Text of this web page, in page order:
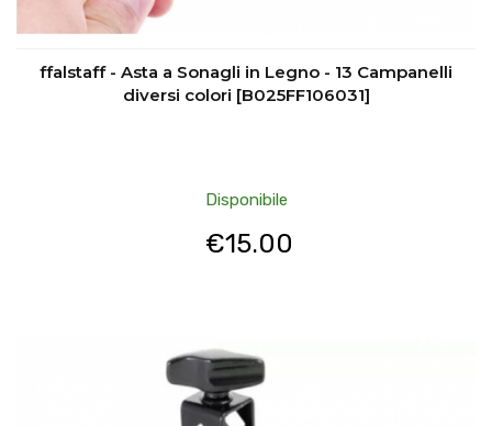
ffalstaff - Asta a Sonagli in Legno - 13 Campanelli
diversi colori [B025FF106031]
Disponibile
€15.00